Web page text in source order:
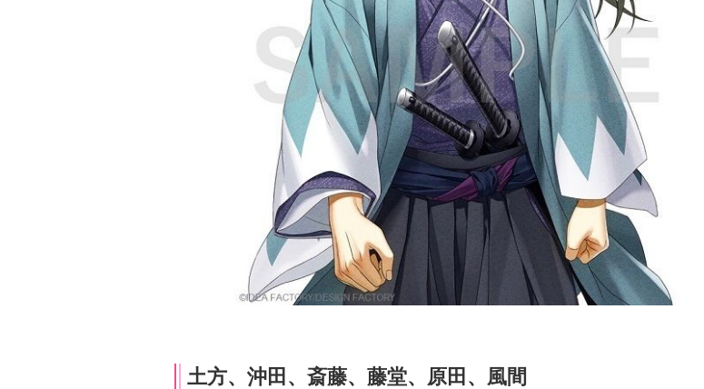
土方、沖田、斎藤、藤堂、原田、風間